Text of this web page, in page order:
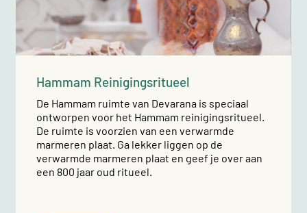
Hammam Reinigingsritueel
De Hammam ruimte van Devarana is speciaal
ontworpen voor het Hammam reinigingsritueel.
De ruimte is voorzien van een verwarmde
marmeren plaat. Ga lekker liggen op de
verwarmde marmeren plaat en geef je over aan
een 800 jaar oud ritueel.